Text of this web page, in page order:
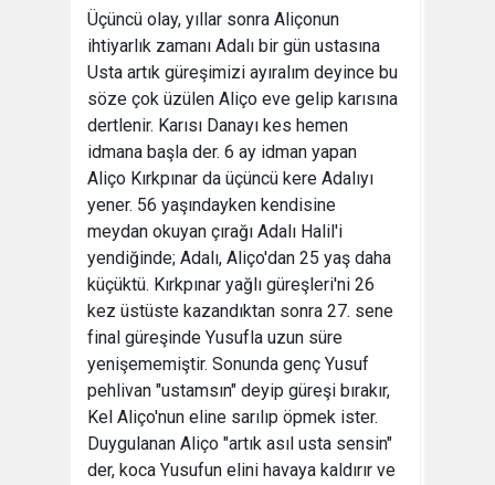
Üçüncü olay, yıllar sonra Aliçonun
ihtiyarlık zamanı Adalı bir gün ustasına
Usta artık güreşimizi ayıralım deyince bu
söze çok üzülen Aliço eve gelip karısına
dertlenir. Karısı Danayı kes hemen
idmana başla der. 6 ay idman yapan
Aliço Kırkpınar da üçüncü kere Adalıyı
yener. 56 yaşındayken kendisine
meydan okuyan çırağı Adalı Halil'i
yendiğinde; Adalı, Aliço'dan 25 yaş daha
küçüktü. Kırkpınar yağlı güreşleri'ni 26
kez üstüste kazandıktan sonra 27. sene
final güreşinde Yusufla uzun süre
yenişememiştir. Sonunda genç Yusuf
pehlivan "ustamsın" deyip güreşi bırakır,
Kel Aliço'nun eline sarılıp öpmek ister.
Duygulanan Aliço "artık asıl usta sensin"
der, koca Yusufun elini havaya kaldırır ve